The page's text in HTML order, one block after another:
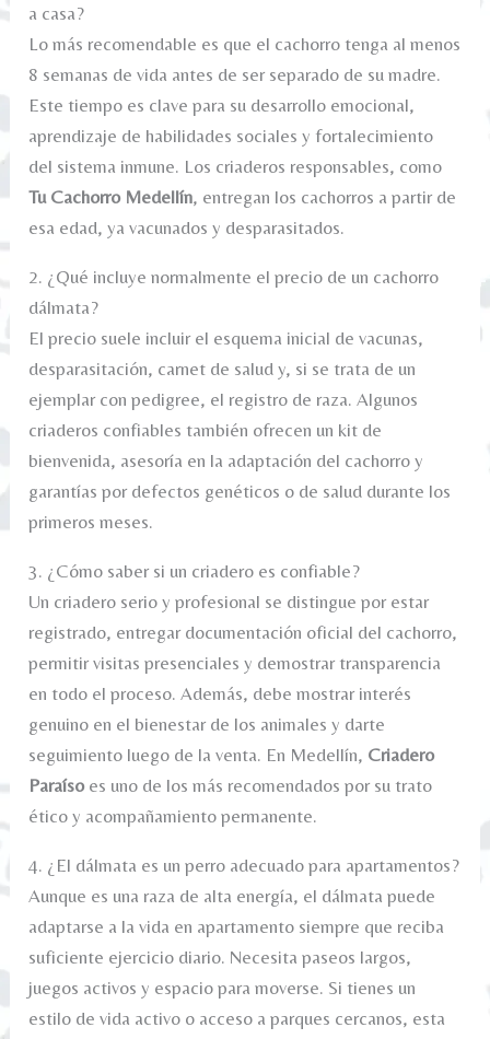
a casa?
Lo más recomendable es que el cachorro tenga al menos
8 semanas de vida antes de ser separado de su madre.
Este tiempo es clave para su desarrollo emocional,
aprendizaje de habilidades sociales y fortalecimiento
del sistema inmune. Los criaderos responsables, como
Tu Cachorro Medellín, entregan los cachorros a partir de
esa edad, ya vacunados y desparasitados.
2. ¿Qué incluye normalmente el precio de un cachorro
dálmata?
El precio suele incluir el esquema inicial de vacunas,
desparasitación, carnet de salud y, si se trata de un
ejemplar con pedigree, el registro de raza. Algunos
criaderos confiables también ofrecen un kit de
bienvenida, asesoría en la adaptación del cachorro y
garantías por defectos genéticos o de salud durante los
primeros meses.
3. ¿Cómo saber si un criadero es confiable?
Un criadero serio y profesional se distingue por estar
registrado, entregar documentación oficial del cachorro,
permitir visitas presenciales y demostrar transparencia
en todo el proceso. Además, debe mostrar interés
genuino en el bienestar de los animales y darte
seguimiento luego de la venta. En Medellín, Criadero
Paraísoes uno de los más recomendados por su trato
ético y acompañamiento permanente.
4. ¿El dálmata es un perro adecuado para apartamentos?
Aunque es una raza de alta energía, el dálmata puede
adaptarse a la vida en apartamento siempre que reciba
suficiente ejercicio diario. Necesita paseos largos,
juegos activos y espacio para moverse. Si tienes un
estilo de vida activo o acceso a parques cercanos, esta